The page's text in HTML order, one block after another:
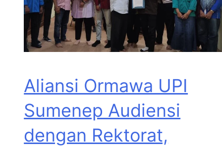
Aliansi Ormawa UPI
Sumenep Audiensi
dengan Rektorat,